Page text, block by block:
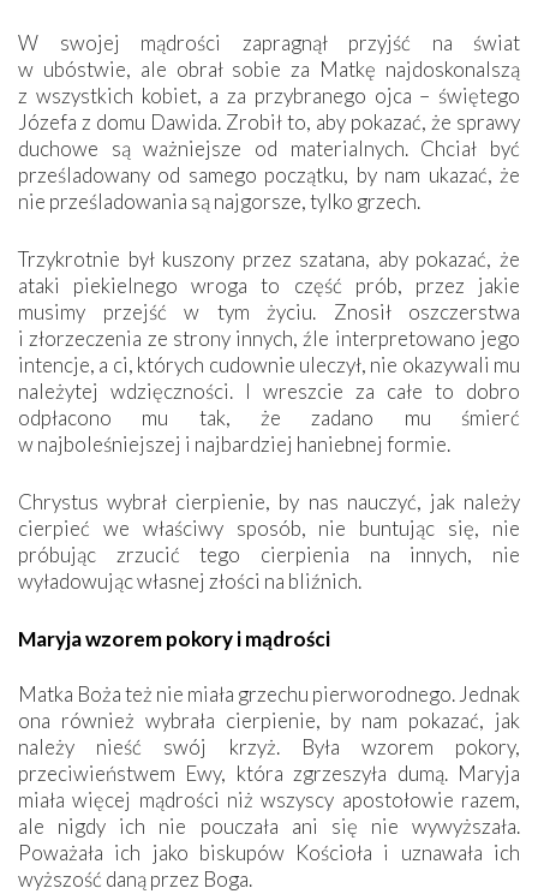
W swojej mądrości zapragnął przyjść na świat
w ubóstwie, ale obrał sobie za Matkę najdoskonalszą
z wszystkich kobiet, a za przybranego ojca – świętego
Józefa z domu Dawida. Zrobił to, aby pokazać, że sprawy
duchowe są ważniejsze od materialnych. Chciał być
prześladowany od samego początku, by nam ukazać, że
nie prześladowania są najgorsze, tylko grzech.
Trzykrotnie był kuszony przez szatana, aby pokazać, że
ataki piekielnego wroga to część prób, przez jakie
musimy przejść w tym życiu. Znosił oszczerstwa
i złorzeczenia ze strony innych, źle interpretowano jego
intencje, a ci, których cudownie uleczył, nie okazywali mu
należytej wdzięczności. I wreszcie za całe to dobro
odpłacono mu tak, że zadano mu śmierć
w najboleśniejszej i najbardziej haniebnej formie.
Chrystus wybrał cierpienie, by nas nauczyć, jak należy
cierpieć we właściwy sposób, nie buntując się, nie
próbując zrzucić tego cierpienia na innych, nie
wyładowując własnej złości na bliźnich.
Maryja wzorem pokory i mądrości
Matka Boża też nie miała grzechu pierworodnego. Jednak
ona również wybrała cierpienie, by nam pokazać, jak
należy nieść swój krzyż. Była wzorem pokory,
przeciwieństwem Ewy, która zgrzeszyła dumą. Maryja
miała więcej mądrości niż wszyscy apostołowie razem,
ale nigdy ich nie pouczała ani się nie wywyższała.
Poważała ich jako biskupów Kościoła i uznawała ich
wyższość daną przez Boga.